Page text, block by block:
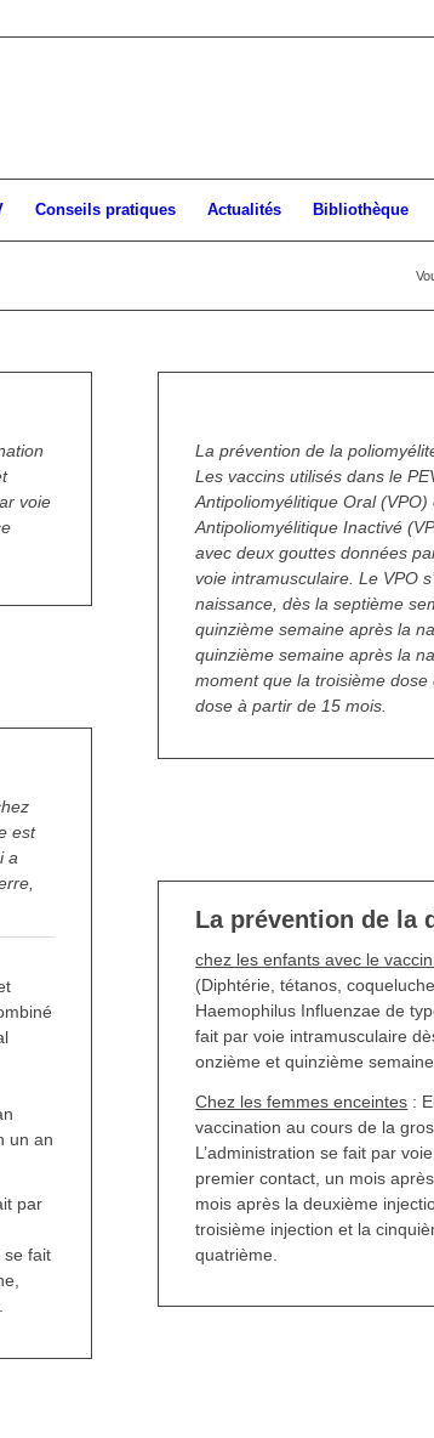
Conseils pratiques Actualités Bibliothèque
voie
est
a
un an
par
se fait
La prévention de la
Les vaccins utilisés dans le
Antipoliomyélitique Oral (VPO)
Antipoliomyélitique Inactivé
avec deux gouttes données
voie intramusculaire. Le VPO
naissance, dès la septième
quinzième semaine après la
quinzième semaine après la
moment que la troisième
dose à partir de 15 mois.
La prévention de la
chez les enfants avec le
(Diphtérie, tétanos,
Haemophilus Influenzae de
fait par voie intramusculaire
onzième et quinzième
Chez les femmes enceintes :
vaccination au cours de la
L’administration se fait par
premier contact, un mois
mois après la deuxième
troisième injection et la
quatrième.